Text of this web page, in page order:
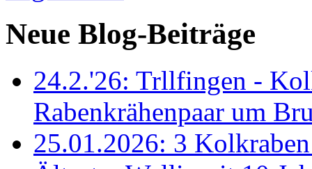
Neue Blog-Beiträge
24.2.'26: Trllfingen -
Rabenkrähenpaar um
25.01.2026: 3